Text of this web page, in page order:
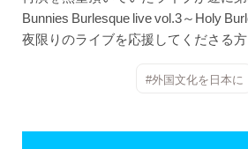
Bunnies Burlesque live vol.3～Holy
夜限りのライブを応援してくださる方
#外国文化を日本に